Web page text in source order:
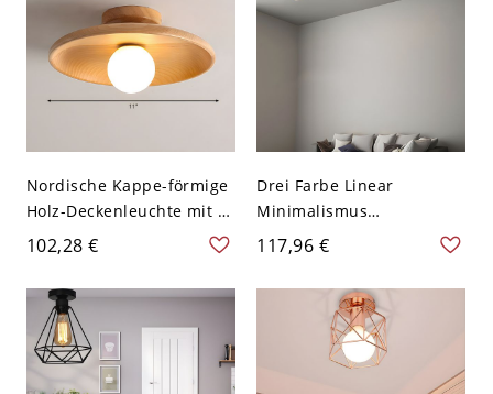
Nordische Kappe-förmige
Holz-Deckenleuchte mit 1
Licht für den
Eingangsbereich - 110V-
120V Holz
102,28 €
Drei Farbe Linear
Minimalismus
Deckenlampe Rechteck
Weißer Acryl Schirm
Deckenleuchte - Weiß
110V-120V 59,69 cm
117,96 €